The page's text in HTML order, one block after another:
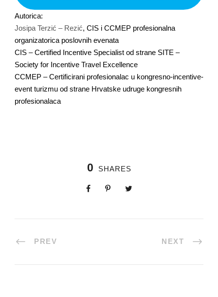
Autorica:
Josipa Terzić – Rezić, CIS i CCMEP profesionalna
organizatorica poslovnih evenata
CIS – Certified Incentive Specialist od strane SITE –
Society for Incentive Travel Excellence
CCMEP – Certificirani profesionalac u kongresno-incentive-
event turizmu od strane Hrvatske udruge kongresnih
profesionalaca
0 SHARES
PREV NEXT